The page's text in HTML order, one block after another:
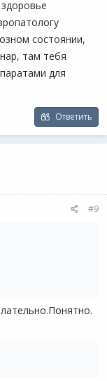
состоянии,
там тебя
для
Ответить
#9